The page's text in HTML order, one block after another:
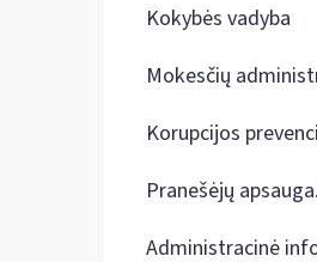
Kokybės vadyba
Mokesčių
Korupcijos
Pranešėjų
Administracinė